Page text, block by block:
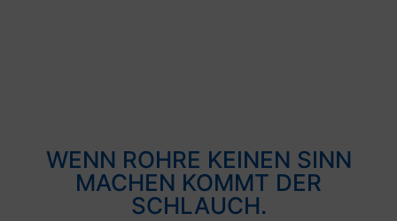
WENN ROHRE KEINEN SINN
MACHEN KOMMT DER
SCHLAUCH.